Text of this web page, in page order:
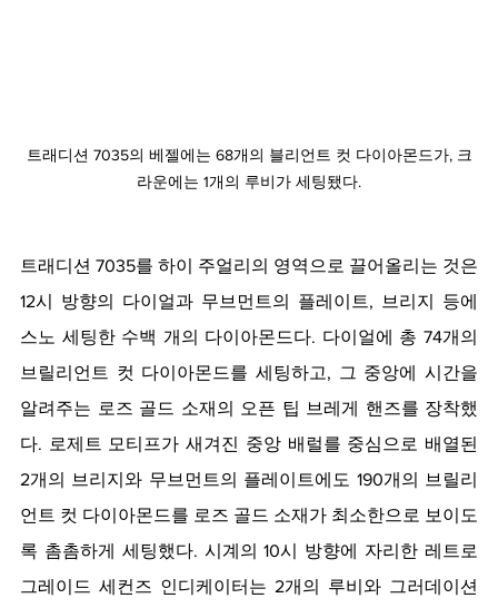
트래디션 7035의 베젤에는 68개의 블리언트 컷 다이아몬드가, 크
라운에는 1개의 루비가 세팅됐다.
트래디션 7035를 하이 주얼리의 영역으로 끌어올리는 것은
12시 방향의 다이얼과 무브먼트의 플레이트, 브리지 등에
스노 세팅한 수백 개의 다이아몬드다. 다이얼에 총 74개의
브릴리언트 컷 다이아몬드를 세팅하고, 그 중앙에 시간을
알려주는 로즈 골드 소재의 오픈 팁 브레게 핸즈를 장착했
다. 로제트 모티프가 새겨진 중앙 배럴를 중심으로 배열된
2개의 브리지와 무브먼트의 플레이트에도 190개의 브릴리
언트 컷 다이아몬드를 로즈 골드 소재가 최소한으로 보이도
록 촘촘하게 세팅했다. 시계의 10시 방향에 자리한 레트로
그레이드 세컨즈 인디케이터는 2개의 루비와 그러데이션